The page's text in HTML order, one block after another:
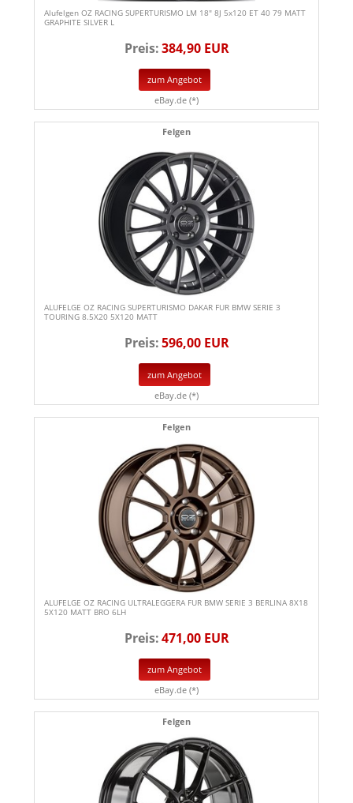
Alufelgen OZ RACING SUPERTURISMO LM 18" 8J 5x120 ET 40 79 MATT
GRAPHITE SILVER L
Preis:384,90 EUR
zum Angebot
eBay.de (*)
Felgen
ALUFELGE OZ RACING SUPERTURISMO DAKAR FUR BMW SERIE 3
TOURING 8.5X20 5X120 MATT
Preis:596,00 EUR
zum Angebot
eBay.de (*)
Felgen
ALUFELGE OZ RACING ULTRALEGGERA FUR BMW SERIE 3 BERLINA 8X18
5X120 MATT BRO 6LH
Preis:471,00 EUR
zum Angebot
eBay.de (*)
Felgen